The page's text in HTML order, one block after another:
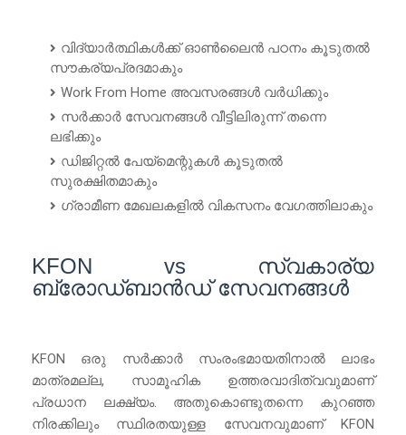
വിദ്യാർത്ഥികൾക്ക് ഓൺലൈൻ പഠനം കൂടുതൽ
സൗകര്യപ്രദമാകും
Work From Home അവസരങ്ങൾ വർധിക്കും
സർക്കാർ സേവനങ്ങൾ വീട്ടിലിരുന്ന് തന്നെ
ലഭിക്കും
ഡിജിറ്റൽ പേയ്മെന്റുകൾ കൂടുതൽ
സുരക്ഷിതമാകും
ഗ്രാമീണ മേഖലകളിൽ വികസനം വേഗത്തിലാകും
KFON vs സ്വകാര്യ
ബ്രോഡ്ബാൻഡ് സേവനങ്ങൾ
KFON ഒരു സർക്കാർ സംരംഭമായതിനാൽ ലാഭം
മാത്രമല്ല, സാമൂഹിക ഉത്തരവാദിത്വവുമാണ്
പ്രധാന ലക്ഷ്യം. അതുകൊണ്ടുതന്നെ കുറഞ്ഞ
നിരക്കിലും സ്ഥിരതയുള്ള സേവനവുമാണ് KFON